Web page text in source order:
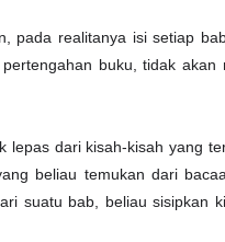
pada realitanya isi setiap
buku, tidak akan
lepas dari kisah-kisah yang
beliau temukan dari
suatu bab, beliau sisipkan